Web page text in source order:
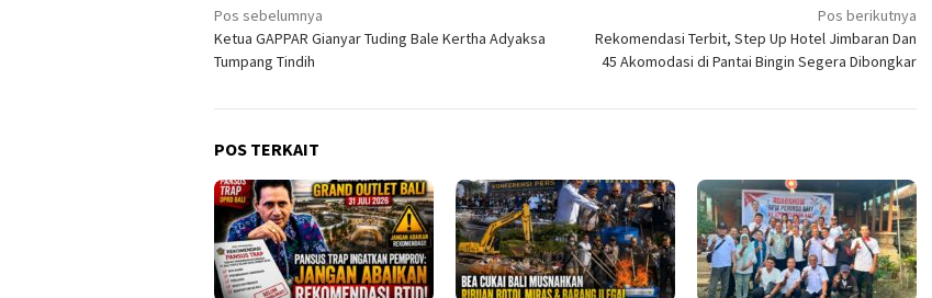
Navigasi
pos
Pos sebelumnya
Ketua GAPPAR Gianyar Tuding Bale Kertha Adyaksa
Tumpang Tindih
Pos berikutnya
Rekomendasi Terbit, Step Up Hotel Jimbaran Dan
45 Akomodasi di Pantai Bingin Segera Dibongkar
POS TERKAIT